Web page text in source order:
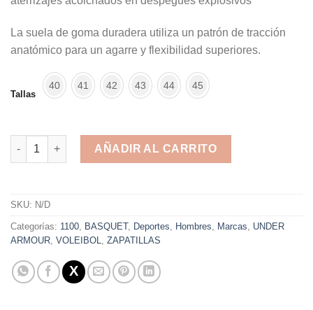
La suela de goma duradera utiliza un patrón de tracción
anatómico para un agarre y flexibilidad superiores.
Tallas
40 41 42 43 44 45
UNDER ARMOUR UA JET '23- UNDER ARMOUR - BASQUET -
AÑADIR AL CARRITO
SKU: N/D
Categorías: 1100, BASQUET, Deportes, Hombres, Marcas, UNDER
ARMOUR, VOLEIBOL, ZAPATILLAS